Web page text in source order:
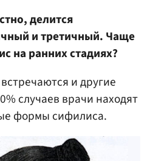
делится
и третичный. Чаще
на ранних стадиях?
и другие
случаев врачи находят
формы сифилиса.